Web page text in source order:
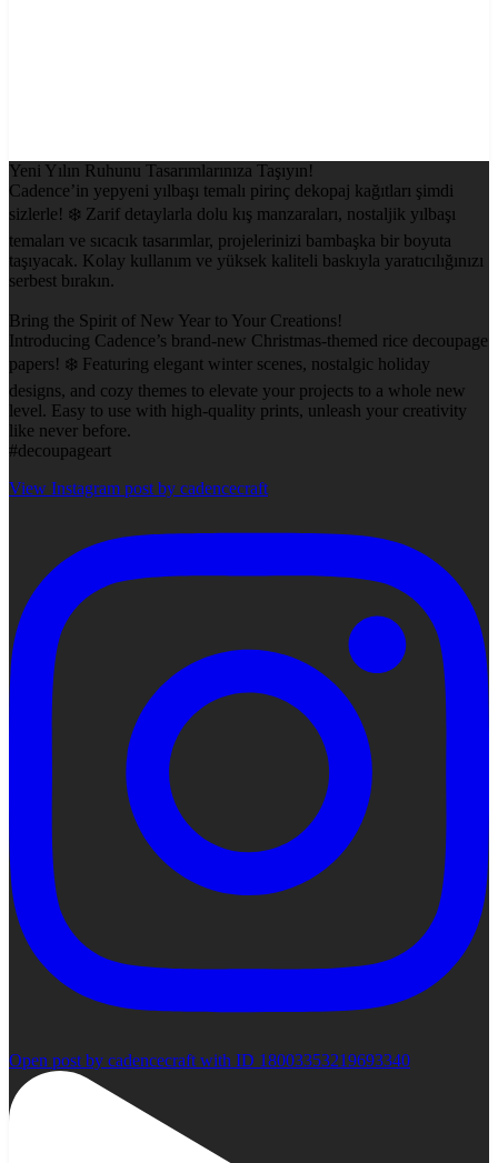
Yeni Yılın Ruhunu Tasarımlarınıza Taşıyın!
Cadence’in yepyeni yılbaşı temalı pirinç dekopaj kağıtları şimdi
sizlerle! ❄️ Zarif detaylarla dolu kış manzaraları, nostaljik yılbaşı
temaları ve sıcacık tasarımlar, projelerinizi bambaşka bir boyuta
taşıyacak. Kolay kullanım ve yüksek kaliteli baskıyla yaratıcılığınızı
serbest bırakın.
Bring the Spirit of New Year to Your Creations!
Introducing Cadence’s brand-new Christmas-themed rice decoupage
papers! ❄️ Featuring elegant winter scenes, nostalgic holiday
designs, and cozy themes to elevate your projects to a whole new
level. Easy to use with high-quality prints, unleash your creativity
like never before.
#decoupageart
View Instagram post by cadencecraft
Open post by cadencecraft with ID 18003353219693340